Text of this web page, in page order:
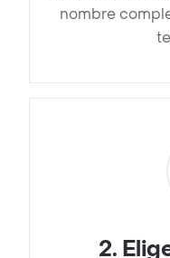
nombre
2.